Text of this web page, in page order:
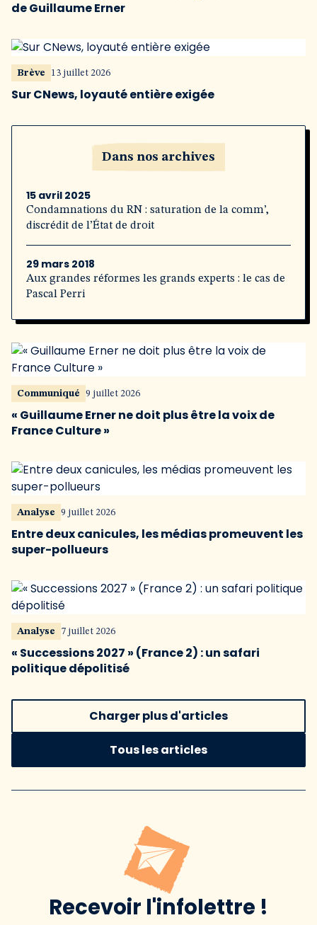
de Guillaume Erner
Brève 13 juillet 2026
Sur CNews, loyauté entière exigée
Dans nos archives
15 avril 2025
Condamnations du RN : saturation de la comm’,
discrédit de l’État de droit
29 mars 2018
Aux grandes réformes les grands experts : le cas de
Pascal Perri
Communiqué 9 juillet 2026
« Guillaume Erner ne doit plus être la voix de
France Culture »
Analyse 9 juillet 2026
Entre deux canicules, les médias promeuvent les
super-pollueurs
Analyse 7 juillet 2026
« Successions 2027 » (France 2) : un safari
politique dépolitisé
Charger plus d'articles
Tous les articles
Recevoir l'infolettre !